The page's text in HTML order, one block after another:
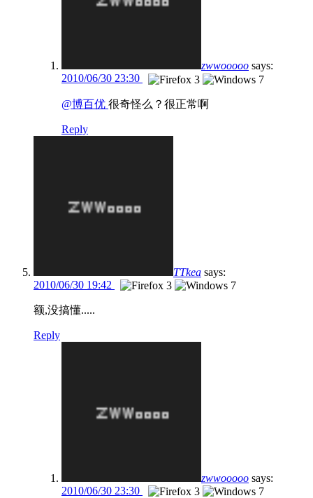
zwwooooo says:
2010/06/30 23:30
@博百优 很奇怪么？很正常啊
Reply
TTkea says:
2010/06/30 19:42
额,没搞懂.....
Reply
zwwooooo says:
2010/06/30 23:30